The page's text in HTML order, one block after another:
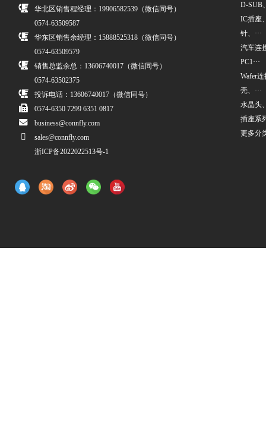
华北区销售程经理：19906582539（微信同号）
0574-63509587
华东区销售余经理：15888525318（微信同号）
0574-63509579
销售总监余总：13606740017（微信同号）
0574-63502375
投诉电话：13606740017（微信同号）
0574-6350 7299 6351 0817
business@connfly.com
sales@connfly.com
浙ICP备2022022513号-1
D-SUB
IC插座
针、···
汽车连
PC1···
Wafer
壳、···
水晶头
插座系
更多分